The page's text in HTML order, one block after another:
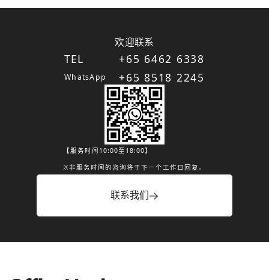
欢迎联系
TEL
WhatsApp
+65 6462 6338
+65 8518 2245
【服务时间10:00至18:00】
※非服务时间的咨询将于下一个工作日回复。
联系我们